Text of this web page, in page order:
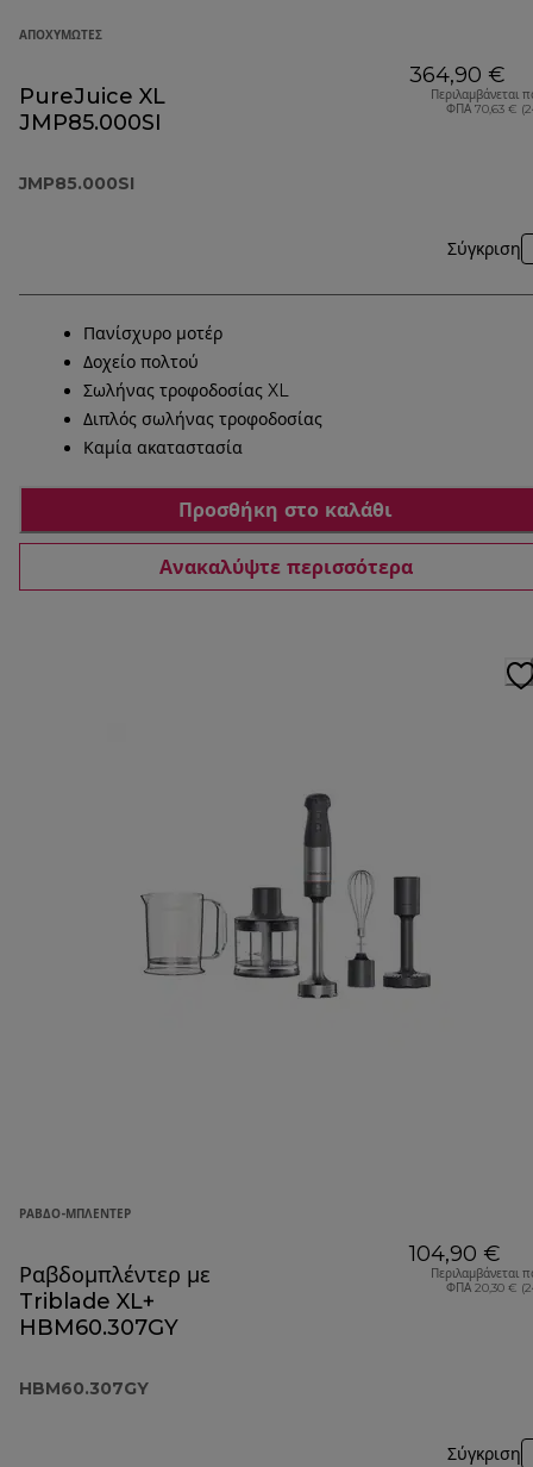
ΑΠΟΧΥΜΩΤΈΣ
PureJuice XL
JMP85.000SI
JMP85.000SI
364,90 €
Περιλαμβάνεται
ΦΠΑ 70,63 €
Σύγκριση
Πανίσχυρο μοτέρ
Δοχείο πολτού
Σωλήνας τροφοδοσίας XL
Διπλός σωλήνας τροφοδοσίας
Καμία ακαταστασία
Προσθήκη στο καλάθι
Ανακαλύψτε περισσότερα
ΡΑΒΔΟ-ΜΠΛΈΝΤΕΡ
Ραβδομπλέντερ με
Triblade XL+
HBM60.307GY
HBM60.307GY
104,90 €
Περιλαμβάνεται
ΦΠΑ 20,30 €
Σύγκριση